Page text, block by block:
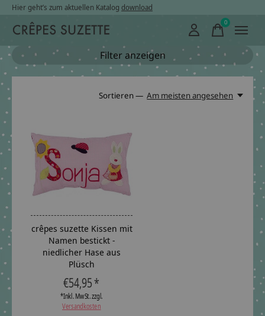
Hier geht’s zum aktuellen Katalog download
0items
Filter anzeigen
Sortieren — Am meisten angesehen
crêpes suzette Kissen mit
Namen bestickt -
niedlicher Hase aus
Plüsch
€54,95 *
*Inkl. MwSt. zzgl.
Versandkosten